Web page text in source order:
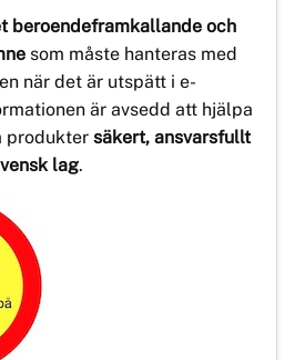
beroendeframkallande och
som måste hanteras med
när det är utspätt i e-
är avsedd att hjälpa
produkter säkert, ansvarsfullt
lag.